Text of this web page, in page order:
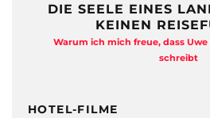
DIE SEELE EINES
KEINEN
Warum ich mich freue, dass
schreibt
HOTEL-FILME